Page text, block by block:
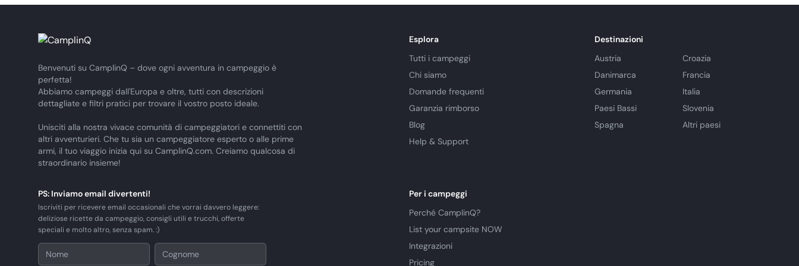
Benvenuti su CamplinQ – dove ogni avventura in campeggio è
perfetta!
Abbiamo campeggi dall'Europa e oltre, tutti con descrizioni
dettagliate e filtri pratici per trovare il vostro posto ideale.
Unisciti alla nostra vivace comunità di campeggiatori e connettiti con
altri avventurieri. Che tu sia un campeggiatore esperto o alle prime
armi, il tuo viaggio inizia qui su CamplinQ.com. Creiamo qualcosa di
straordinario insieme!
Esplora
Tutti i campeggi
Chi siamo
Domande frequenti
Garanzia rimborso
Blog
Help & Support
Destinazioni
Austria
Croazia
Danimarca
Francia
Germania
Italia
Paesi Bassi
Slovenia
Spagna
Altri paesi
PS: Inviamo email divertenti!
Iscriviti per ricevere email occasionali che vorrai davvero leggere:
deliziose ricette da campeggio, consigli utili e trucchi, offerte
speciali e molto altro, senza spam. :)
Per i campeggi
Perché CamplinQ?
List your campsite NOW
Integrazioni
Pricing